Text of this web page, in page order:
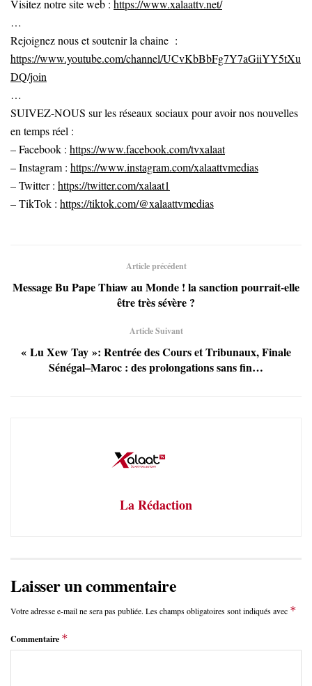
Visitez notre site web : https://www.xalaattv.net/
…
Rejoignez nous et soutenir la chaine :
https://www.youtube.com/channel/UCvKbBbFg7Y7aGiiYY5tXu
DQ/join
…
SUIVEZ-NOUS sur les réseaux sociaux pour avoir nos nouvelles
en temps réel :
– Facebook : https://www.facebook.com/tvxalaat
– Instagram : https://www.instagram.com/xalaattvmedias
– Twitter : https://twitter.com/xalaat1
– TikTok : https://tiktok.com/@xalaattvmedias
Article précédent
Message Bu Pape Thiaw au Monde ! la sanction pourrait-elle
être très sévère ?
Article Suivant
« Lu Xew Tay »: Rentrée des Cours et Tribunaux, Finale
Sénégal–Maroc : des prolongations sans fin…
La Rédaction
Laisser un commentaire
Votre adresse e-mail ne sera pas publiée. Les champs obligatoires sont indiqués avec *
Commentaire *